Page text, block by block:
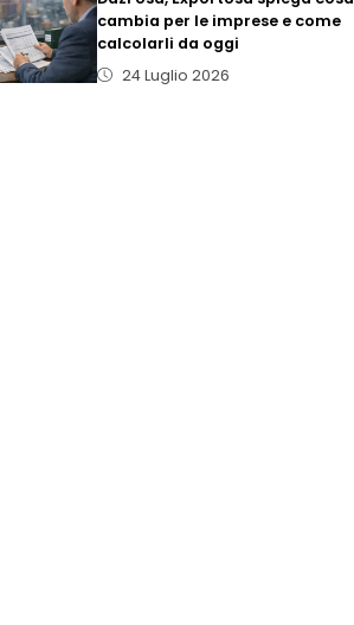
cambia per le imprese e come
calcolarli da oggi
24 Luglio 2026